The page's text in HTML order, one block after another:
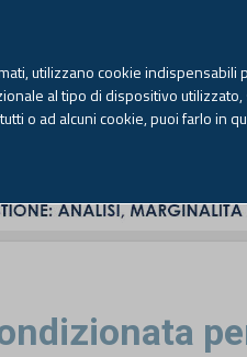
Sabato, 8
utilizzano cookie
al tipo di dispositivo
o ad alcuni cookie, puoi farlo in